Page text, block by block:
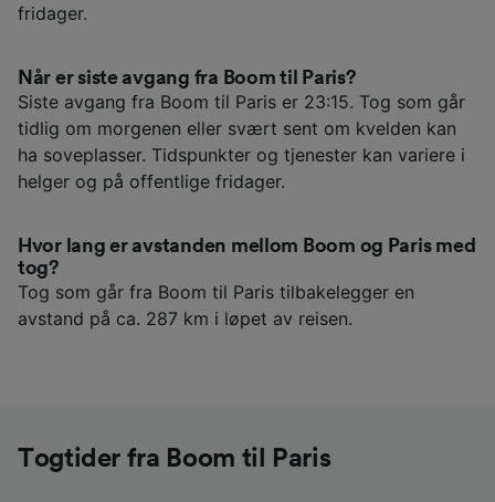
fridager.
Når er siste avgang fra Boom til Paris?
Siste avgang fra Boom til Paris er 23:15. Tog som går
tidlig om morgenen eller svært sent om kvelden kan
ha soveplasser. Tidspunkter og tjenester kan variere i
helger og på offentlige fridager.
Hvor lang er avstanden mellom Boom og Paris med
tog?
Tog som går fra Boom til Paris tilbakelegger en
avstand på ca. 287 km i løpet av reisen.
Togtider fra Boom til Paris